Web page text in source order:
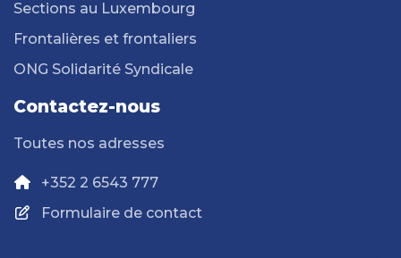
Sections au Luxembourg
Frontalières et frontaliers
ONG Solidarité Syndicale
Contactez-nous
Toutes nos adresses
+352 2 6543 777
Formulaire de contact